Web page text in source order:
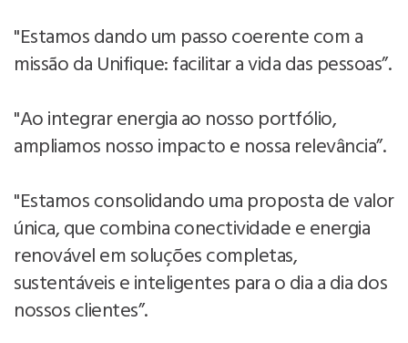
"Estamos dando um passo coerente com a
missão da Unifique: facilitar a vida das pessoas”.
"Ao integrar energia ao nosso portfólio,
ampliamos nosso impacto e nossa relevância”.
"Estamos consolidando uma proposta de valor
única, que combina conectividade e energia
renovável em soluções completas,
sustentáveis e inteligentes para o dia a dia dos
nossos clientes”.